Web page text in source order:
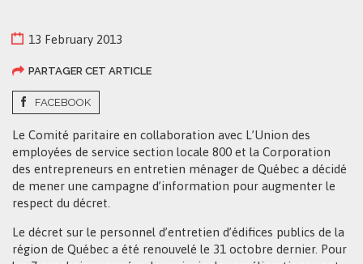
13 February 2013
PARTAGER CET ARTICLE
FACEBOOK
Le Comité paritaire en collaboration avec L’Union des
employées de service section locale 800 et la Corporation
des entrepreneurs en entretien ménager de Québec a décidé
de mener une campagne d’information pour augmenter le
respect du décret.
Le décret sur le personnel d’entretien d’édifices publics de la
région de Québec a été renouvelé le 31 octobre dernier. Pour